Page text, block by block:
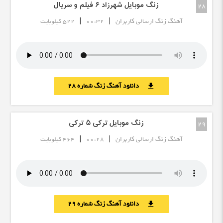
28 زنگ موبایل شهرزاد ۶ فیلم و سریال
آهنگ زنگ ارسالی کاربران |
00:32
| 522 کیلوبایت
download دانلود آهنگ زنگ شماره 28
29 زنگ موبایل ترکی ۵ ترکی
آهنگ زنگ ارسالی کاربران |
00:28
| 464 کیلوبایت
download دانلود آهنگ زنگ شماره 29